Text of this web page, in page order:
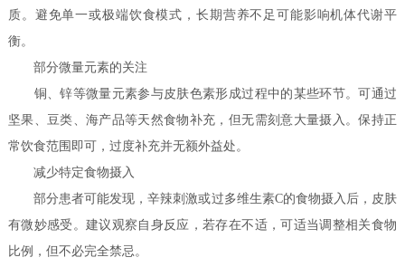
质。避免单一或极端饮食模式，长期营养不足可能影响机体代谢平
衡。
部分微量元素的关注
铜、锌等微量元素参与皮肤色素形成过程中的某些环节。可通过
坚果、豆类、海产品等天然食物补充，但无需刻意大量摄入。保持正
常饮食范围即可，过度补充并无额外益处。
减少特定食物摄入
部分患者可能发现，辛辣刺激或过多维生素C的食物摄入后，皮肤
有微妙感受。建议观察自身反应，若存在不适，可适当调整相关食物
比例，但不必完全禁忌。